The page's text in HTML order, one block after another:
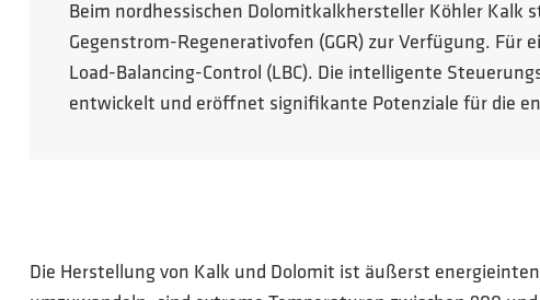
Beim nordhessischen Dolomitkalkhersteller Köhler Kalk
Gegenstrom-Regenerativofen (GGR) zur Verfügung.
Load-Balancing-Control (LBC). Die intelligente
entwickelt und eröffnet signifikante Potenziale für die
Die Herstellung von Kalk und Dolomit ist äußerst